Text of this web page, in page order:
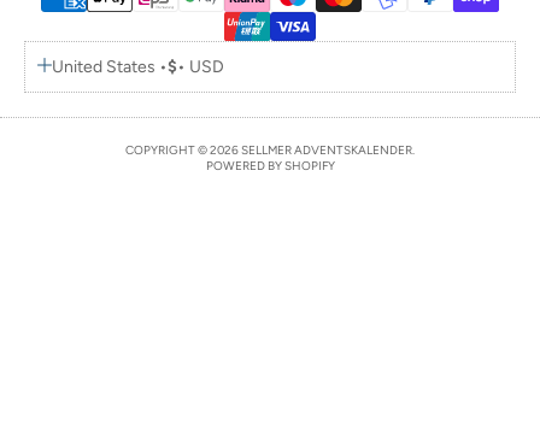
United States •$• USD
COPYRIGHT © 2026 SELLMER ADVENTSKALENDER.
POWERED BY SHOPIFY